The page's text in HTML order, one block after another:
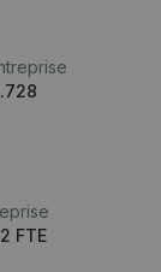
FTE